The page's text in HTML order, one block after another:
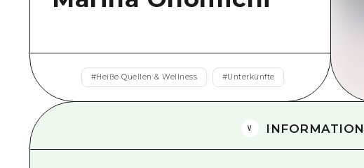
#Heiße Quellen & Wellness #Unterkünfte
INFORMATION